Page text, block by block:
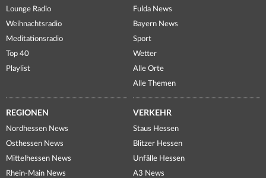
Lounge Radio
Weihnachtsradio
Meditationsradio
Top 40
Playlist
Fulda News
Bayern News
Sport
Wetter
Alle Orte
Alle Themen
REGIONEN
Nordhessen News
Osthessen News
Mittelhessen News
Rhein-Main News
VERKEHR
Staus Hessen
Blitzer Hessen
Unfälle Hessen
A3 News